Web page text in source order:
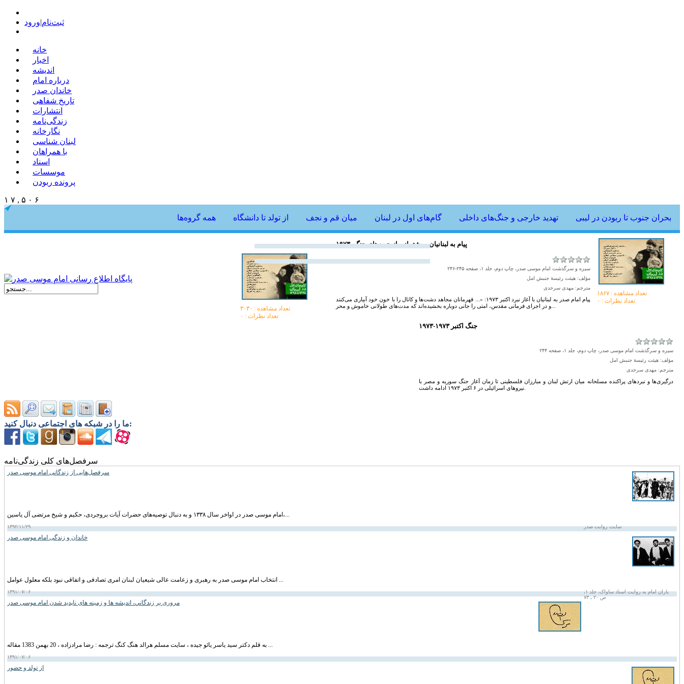
ثبت‌نام|ورود
خانه
اخبار
اندیشه
درباره امام
خاندان صدر
تاریخ شفاهی
انتشارات
زندگی‌نامه
نگارخانه
لبنان شناسی
با همراهان
اسناد
موسسات
پرونده ربودن
۱ ۷ , ۵ ۰ ۶
همه گروه‌ها از تولد تا دانشگاه میان قم و نجف گام‌های اول در لبنان تهدید خارجی و جنگ‌های داخلی بحران جنوب تا ربودن در لیبی
تعداد مشاهده :‌ ۱۸۶۷
تعداد نظرات : ۰
۱۹۷۳- پیام به لبنانیان و پشتیبانی از جبهه‌های جنگ
سیره و سرگذشت امام موسی صدر، چاپ دوم، جلد ۱، صفحه ۲۴۵-۲۴۶
مؤلف: هیئت رئیسۀ جنبش امل
مترجم: مهدی سرحدی
پیام امام صدر به لبنانیان با آغاز نبرد اکتبر ۱۹۷۳: «... قهرمانان مجاهد دشت‌ها و کانال‌ را با خون خود آبیارى مى‌کنند
تعداد مشاهده :‌ ۳۰۳۰
تعداد نظرات : ۰
۱۹۷۳-جنگ اکتبر ۱۹۷۳
سیره و سرگذشت امام موسی صدر، چاپ دوم، جلد ۱، صفحه ۲۴۴
مؤلف: هیئت رئیسۀ جنبش امل
مترجم: مهدی سرحدی
درگيرى‌ها و نبردهاى پراکنده‌ مسلحانه ميان ارتش لبنان و مبارزان‌ فلسطينى تا زمان آغاز جنگ سوريه و مصر با
ما را در شبکه های اجتماعی دنبال کنید:
سرفصل‌های کلی زندگی‌نامه
سرفصل‌هایی از زندگانی امام موسی صدر
امام موسی صدر در اواخر سال ۱۳۳۸ و به دنبال توصیه‌های حضرات آیات بروجردی، حکیم و شیخ مرتضی آل یاسین،...
سایت روایت صدر ۱۳۹۲/۱۱/۲۹
خاندان و زندگی امام موسى صدر
انتخاب امام موسی صدر به رهبری و زعامت عالی شیعیان لبنان امری تصادفی و اتفاقی نبود بلکه معلول عوامل ...
یاران امام به روایت اسناد ساواک، جلد ۱،
ص ۲۰ ـ ۷۳
۱۳۹۱/۰۷/۰۶
مروری بر زندگاني، انديشه ها و زمينه های ناپديد شدن امام موسی صدر
به قلم دکتر سید یاسر یائو جیده ، سایت مسلم هرالد هنگ كنگ ترجمه : رضا مرادزاده ، 20 بهمن 1383 مقاله ...
۱۳۹۱/۰۷/۰۶
از تولد و حضور